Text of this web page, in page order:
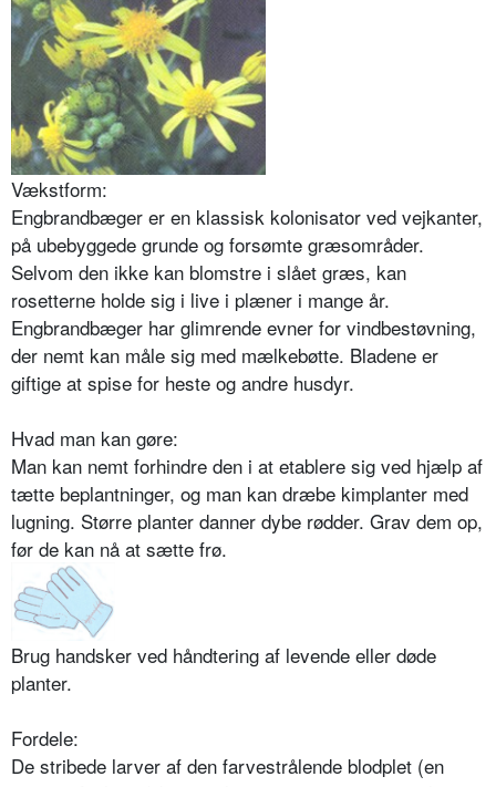
Vækstform:
Engbrandbæger er en klassisk kolonisator ved vejkanter,
på ubebyggede grunde og forsømte græsområder.
Selvom den ikke kan blomstre i slået græs, kan
rosetterne holde sig i live i plæner i mange år.
Engbrandbæger har glimrende evner for vindbestøvning,
der nemt kan måle sig med mælkebøtte. Bladene er
giftige at spise for heste og andre husdyr.
Hvad man kan gøre:
Man kan nemt forhindre den i at etablere sig ved hjælp af
tætte beplantninger, og man kan dræbe kimplanter med
lugning. Større planter danner dybe rødder. Grav dem op,
før de kan nå at sætte frø.
Brug handsker ved håndtering af levende eller døde
planter.
Fordele:
De stribede larver af den farvestrålende blodplet (en